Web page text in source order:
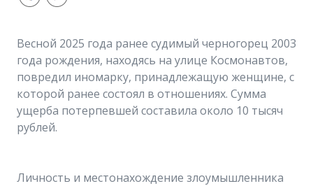
Весной 2025 года ранее судимый черногорец 2003
года рождения, находясь на улице Космонавтов,
повредил иномарку, принадлежащую женщине, с
которой ранее состоял в отношениях. Сумма
ущерба потерпевшей составила около 10 тысяч
рублей.
Личность и местонахождение злоумышленника